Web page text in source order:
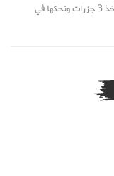
تحضير 9 أنواع من البريوات المغربية بريوات بالخضر نأخذ 3 جزرات ونحكها في